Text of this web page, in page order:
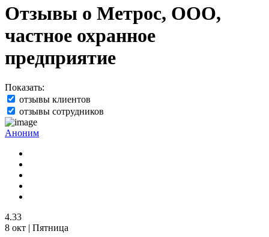
Отзывы о Метрос, ООО,
частное охранное
предприятие
Показать:
отзывы клиентов
отзывы сотрудников
Аноним
4.33
8 окт | Пятница